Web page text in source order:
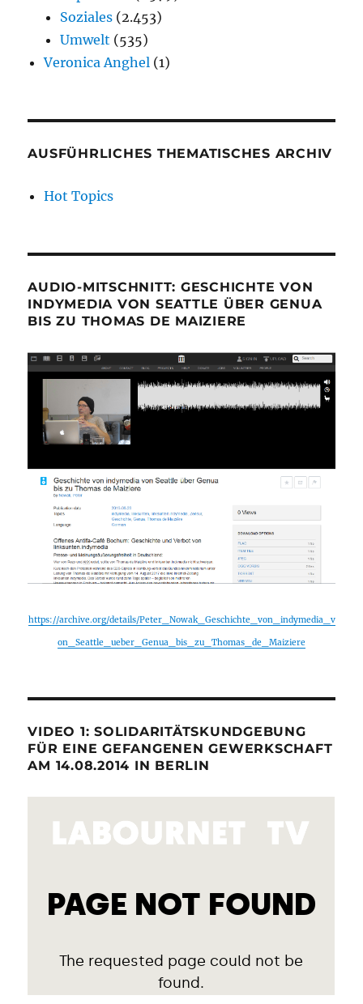
Soziales (2.453)
Umwelt (535)
Veronica Anghel (1)
AUSFÜHRLICHES THEMATISCHES ARCHIV
Hot Topics
AUDIO-MITSCHNITT: GESCHICHTE VON
INDYMEDIA VON SEATTLE ÜBER GENUA
BIS ZU THOMAS DE MAIZIERE
https://archive.org/details/Peter_Nowak_Geschichte_von_indymedia_v
on_Seattle_ueber_Genua_bis_zu_Thomas_de_Maiziere
VIDEO 1: SOLIDARITÄTSKUNDGEBUNG
FÜR EINE GEFANGENEN GEWERKSCHAFT
AM 14.08.2014 IN BERLIN